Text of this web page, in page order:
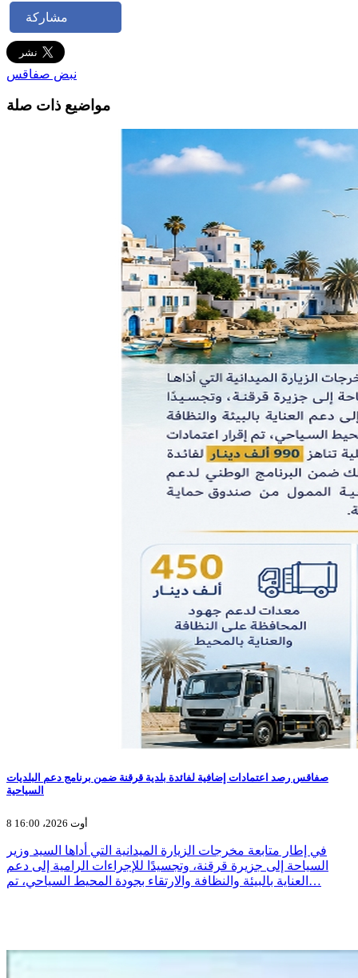
مشاركة
نبض صفاقس
مواضيع ذات صلة
صفاقس رصد اعتمادات إضافية لفائدة بلدية قرقنة ضمن برنامج دعم البلديات
السياحية
8 أوت 2026، 16:00
في إطار متابعة مخرجات الزيارة الميدانية التي أداها السيد وزير
السياحة إلى جزيرة قرقنة، وتجسيدًا للإجراءات الرامية إلى دعم
العناية بالبيئة والنظافة والارتقاء بجودة المحيط السياحي، تم…